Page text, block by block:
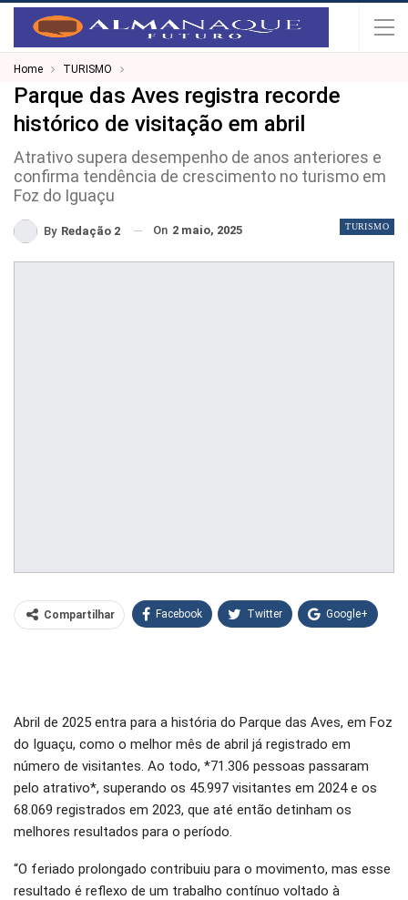
Home TURISMO
Parque das Aves registra recorde
histórico de visitação em abril
Atrativo supera desempenho de anos anteriores e
confirma tendência de crescimento no turismo em
Foz do Iguaçu
TURISMO
By Redação 2 On 2 maio, 2025
Compartilhar Facebook Twitter Google+
Abril de 2025 entra para a história do Parque das Aves, em Foz
do Iguaçu, como o melhor mês de abril já registrado em
número de visitantes. Ao todo, *71.306 pessoas passaram
pelo atrativo*, superando os 45.997 visitantes em 2024 e os
68.069 registrados em 2023, que até então detinham os
melhores resultados para o período.
“O feriado prolongado contribuiu para o movimento, mas esse
resultado é reflexo de um trabalho contínuo voltado à